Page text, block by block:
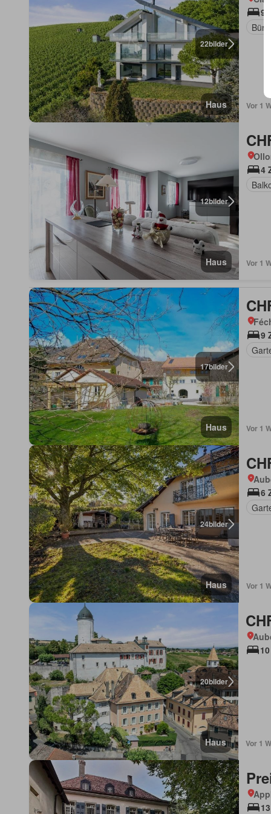
22bilder
Haus
9
Vor 1
12bilder
Haus
4
Vor 1
17bilder
Haus
9
Vor 1
24bilder
Haus
6
Vor 1
20bilder
Haus Vor 1